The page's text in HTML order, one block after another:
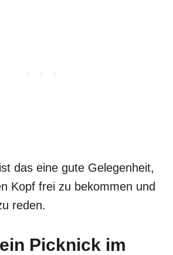
das eine gute Gelegenheit,
Kopf frei zu bekommen und
reden.
Picknick im